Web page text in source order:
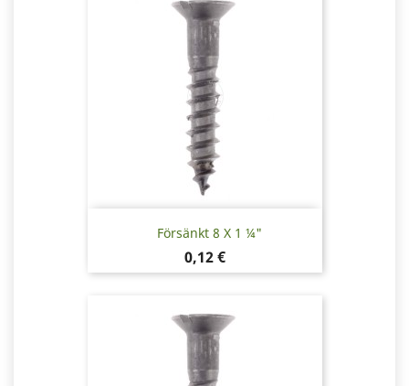
Försänkt 8 X 1 ¼"
Pris
0,12 €